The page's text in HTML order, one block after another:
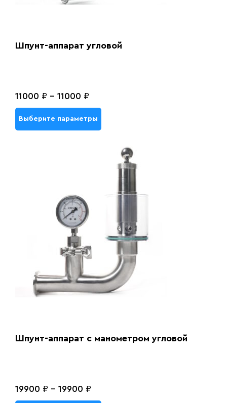
Шпунт-аппарат угловой
11000 ₽ - 11000 ₽
Выберите параметры
Шпунт-аппарат с манометром угловой
19900 ₽ - 19900 ₽